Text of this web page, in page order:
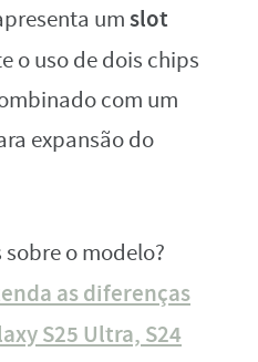
umslot
o uso de dois chips
com um
expansão do
o modelo?
as diferenças
S25 Ultra, S24